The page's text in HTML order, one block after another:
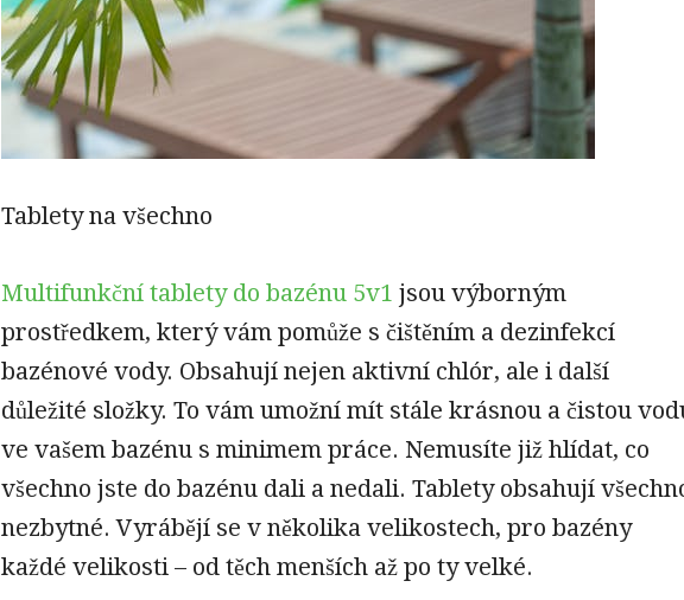
Tablety na všechno
Multifunkční tablety do bazénu 5v1 jsou výborným
prostředkem, který vám pomůže s čištěním a dezinfekcí
bazénové vody. Obsahují nejen aktivní chlór, ale i další
důležité složky. To vám umožní mít stále krásnou a čistou
ve vašem bazénu s minimem práce. Nemusíte již hlídat, co
všechno jste do bazénu dali a nedali. Tablety obsahují
nezbytné. Vyrábějí se v několika velikostech, pro bazény
každé velikosti – od těch menších až po ty velké.